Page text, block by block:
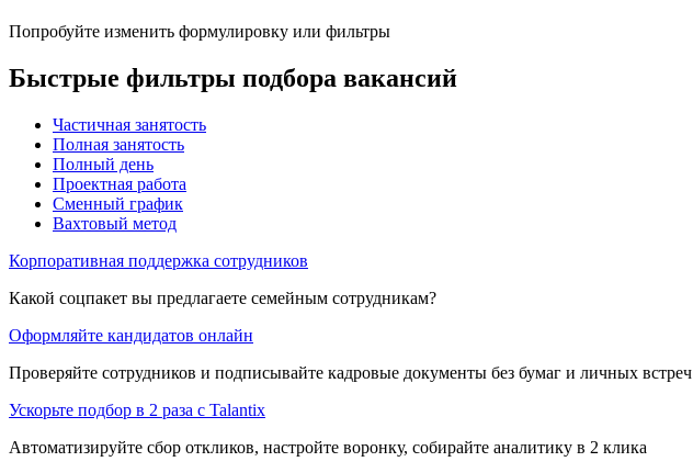
Попробуйте изменить формулировку или фильтры
Быстрые фильтры подбора вакансий
Частичная занятость
Полная занятость
Полный день
Проектная работа
Сменный график
Вахтовый метод
Корпоративная поддержка сотрудников
Какой соцпакет вы предлагаете семейным сотрудникам?
Оформляйте кандидатов онлайн
Проверяйте сотрудников и подписывайте кадровые документы без бумаг и личных встреч
Ускорьте подбор в 2 раза с Talantix
Автоматизируйте сбор откликов, настройте воронку, собирайте аналитику в 2 клика